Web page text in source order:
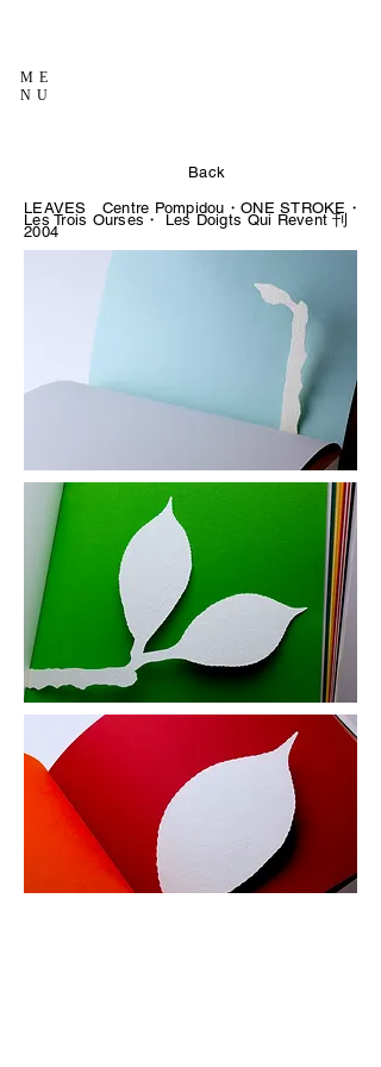
ME
NU
Back
LEAVES Centre Pompidou・ ONE STROKE・
Les Trois Ourses・ Les Doigts Qui Revent 刊
2004